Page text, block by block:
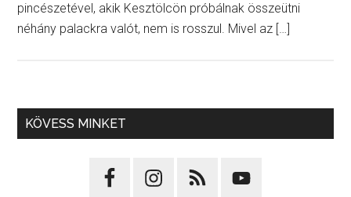
pincészetével, akik Kesztölcön próbálnak összeütni
néhány palackra valót, nem is rosszul. Mivel az […]
KÖVESS MINKET